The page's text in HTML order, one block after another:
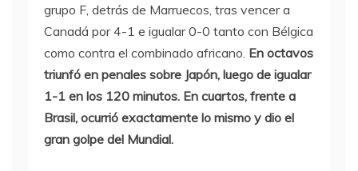
grupo F, detrás de Marruecos, tras vencer a
Canadá por 4-1 e igualar 0-0 tanto con Bélgica
como contra el combinado africano. En octavos
triunfó en penales sobre Japón, luego de igualar
1-1 en los 120 minutos. En cuartos, frente a
Brasil, ocurrió exactamente lo mismo y dio el
gran golpe del Mundial.